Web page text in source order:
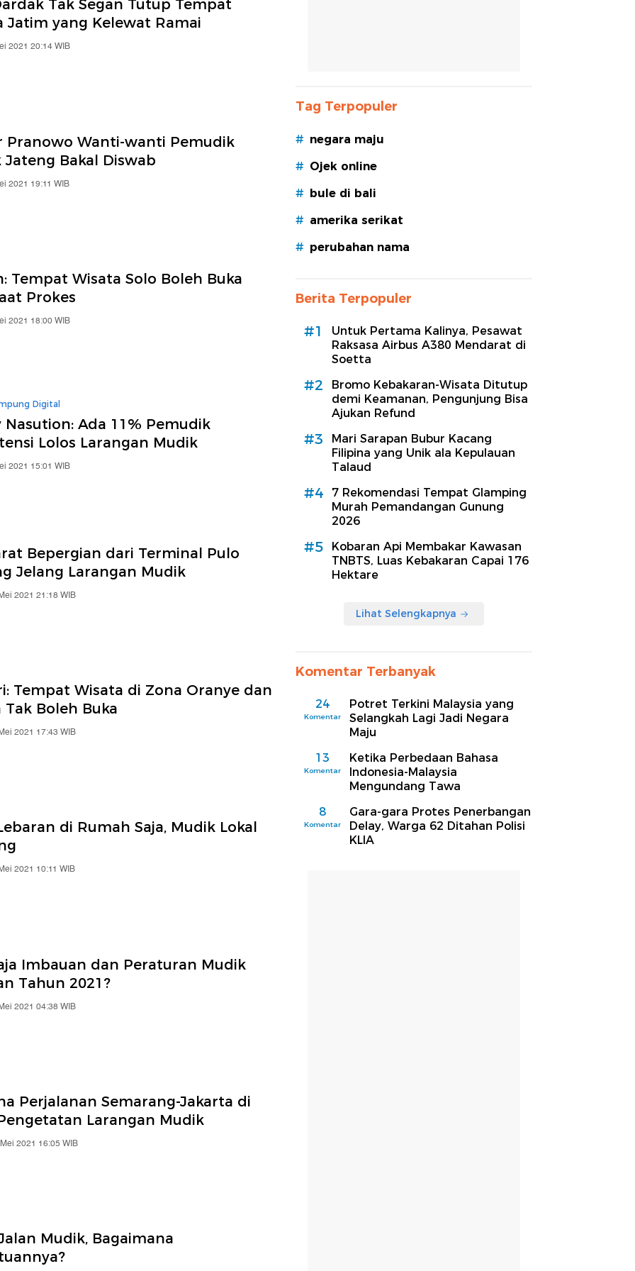
Tak Segan Tutup Tempat
Jatim yang Kelewat Ramai
2021 20:14 WIB
Pranowo Wanti-wanti Pemudik
Jateng Bakal Diswab
2021 19:11 WIB
Tempat Wisata Solo Boleh Buka
Prokes
2021 18:00 WIB
Digital
Nasution: Ada 11% Pemudik
Lolos Larangan Mudik
2021 15:01 WIB
Bepergian dari Terminal Pulo
Jelang Larangan Mudik
2021 21:18 WIB
Tempat Wisata di Zona Oranye dan
Tak Boleh Buka
2021 17:43 WIB
di Rumah Saja, Mudik Lokal
2021 10:11 WIB
Imbauan dan Peraturan Mudik
Tahun 2021?
2021 04:38 WIB
Perjalanan Semarang-Jakarta di
Larangan Mudik
2021 16:05 WIB
Mudik, Bagaimana
Tag Terpopuler
# negara maju
# Ojek online
# bule di bali
# amerika serikat
# perubahan nama
Berita Terpopuler
#1
Untuk Pertama Kalinya, Pesawat
Raksasa Airbus A380 Mendarat di
Soetta
#2
Bromo Kebakaran-Wisata Ditutup
demi Keamanan, Pengunjung Bisa
Ajukan Refund
#3
Mari Sarapan Bubur Kacang
Filipina yang Unik ala Kepulauan
Talaud
#4
7 Rekomendasi Tempat Glamping
Murah Pemandangan Gunung
2026
#5
Kobaran Api Membakar Kawasan
TNBTS, Luas Kebakaran Capai 176
Hektare
Lihat Selengkapnya
Komentar Terbanyak
24
Komentar
Potret Terkini Malaysia yang
Selangkah Lagi Jadi Negara
Maju
13
Komentar
Ketika Perbedaan Bahasa
Indonesia-Malaysia
Mengundang Tawa
8
Komentar
Gara-gara Protes Penerbangan
Delay, Warga 62 Ditahan Polisi
KLIA